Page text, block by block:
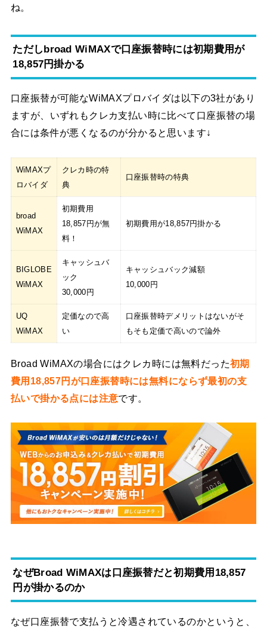
ね。
ただしbroad WiMAXで口座振替時には初期費用が
18,857円掛かる
口座振替が可能なWiMAXプロバイダは以下の3社があり
ますが、いずれもクレカ支払い時に比べて口座振替の場
合には条件が悪くなるのが分かると思います↓
WiMAXプ
ロバイダ
クレカ時の特
典
口座振替時の特典
broad
WiMAX
初期費用
18,857円が無
料！
初期費用が18,857円掛かる
BIGLOBE
WiMAX
キャッシュバ
ック
30,000円
キャッシュバック減額
10,000円
UQ
WiMAX
定価なので高
い
口座振替時デメリットはないがそ
もそも定価で高いので論外
Broad WiMAXの場合にはクレカ時には無料だった初期
費用18,857円が口座振替時には無料にならず最初の支
払いで掛かる点には注意です。
なぜBroad WiMAXは口座振替だと初期費用18,857
円が掛かるのか
なぜ口座振替で支払うと冷遇されているのかというと、